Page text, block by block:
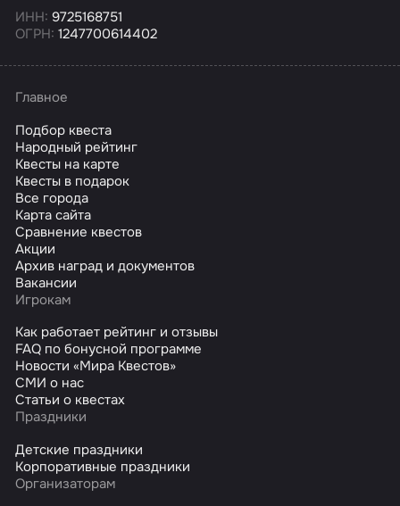
ИНН: 9725168751
ОГРН: 1247700614402
Главное
Подбор квеста
Народный рейтинг
Квесты на карте
Квесты в подарок
Все города
Карта сайта
Сравнение квестов
Акции
Архив наград и документов
Вакансии
Игрокам
Как работает рейтинг и отзывы
FAQ по бонусной программе
Новости «Мира Квестов»
СМИ о нас
Статьи о квестах
Праздники
Детские праздники
Корпоративные праздники
Организаторам